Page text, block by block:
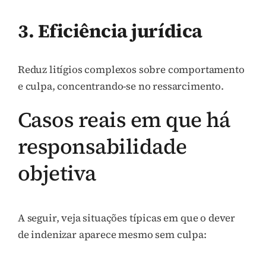
3. Eficiência jurídica
Reduz litígios complexos sobre comportamento
e culpa, concentrando-se no ressarcimento.
Casos reais em que há
responsabilidade
objetiva
A seguir, veja situações típicas em que o dever
de indenizar aparece mesmo sem culpa: